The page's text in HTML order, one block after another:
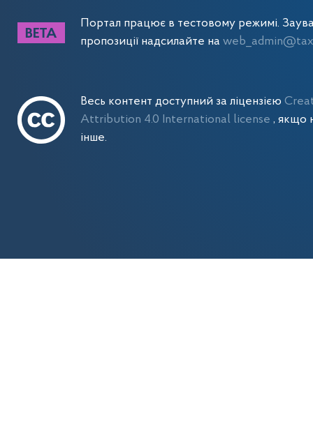
Портал працює в тестовому режимі.
пропозиції надсилайте на
Весь контент доступний за ліцензією
Attribution 4.0 International license , якщо
інше.